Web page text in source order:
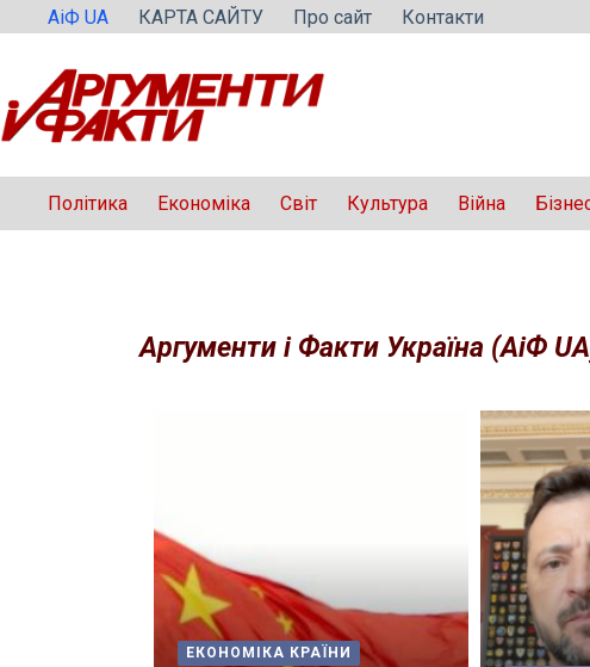
Перейти
вмісту
АіФ UA КАРТА САЙТУ Про сайт Контакти
Політика Економіка Світ Культура Війна
Аргументи і Факти Україна (АіФ
ЕКОНОМІКА КРАЇНИ